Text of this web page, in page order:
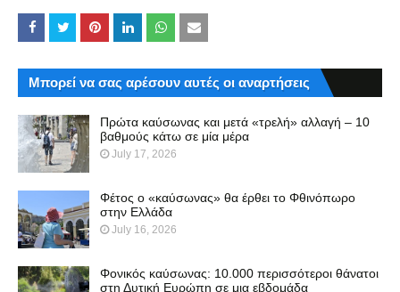
Μπορεί να σας αρέσουν αυτές οι αναρτήσεις
Πρώτα καύσωνας και μετά «τρελή» αλλαγή – 10
βαθμούς κάτω σε μία μέρα
July 17, 2026
Φέτος ο «καύσωνας» θα έρθει το Φθινόπωρο
στην Ελλάδα
July 16, 2026
Φονικός καύσωνας: 10.000 περισσότεροι θάνατοι
στη Δυτική Ευρώπη σε μια εβδομάδα